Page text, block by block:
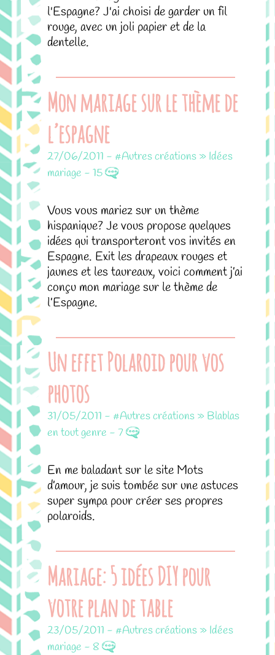
l'Espagne? J'ai choisi de garder un fil
rouge, avec un joli papier et de la
dentelle.
Mon mariage sur le thème de
l’espagne
27/06/2011 - #Autres créations » Idées
mariage - 15
Vous vous mariez sur un thème
hispanique? Je vous propose quelques
idées qui transporteront vos invités en
Espagne. Exit les drapeaux rouges et
jaunes et les taureaux, voici comment j’ai
conçu mon mariage sur le thème de
l’Espagne.
Un effet Polaroid pour vos
photos
31/05/2011 - #Autres créations » Blablas
en tout genre - 7
En me baladant sur le site Mots
d’amour, je suis tombée sur une astuces
super sympa pour créer ses propres
polaroids.
Mariage: 5 idées DIY pour
votre plan de table
23/05/2011 - #Autres créations » Idées
mariage - 8